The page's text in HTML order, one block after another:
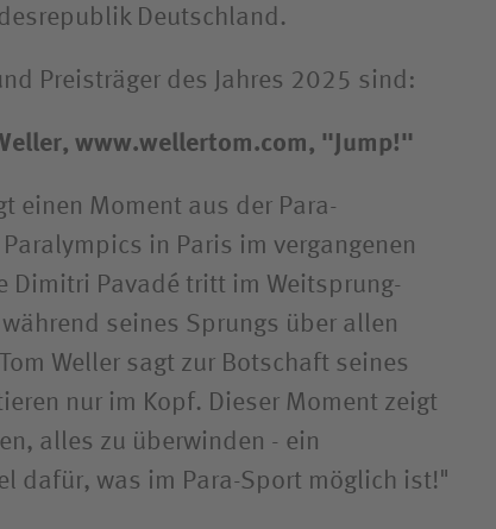
Deutschland.
Preisträger des Jahres 2025 sind:
www.wellertom.com, "Jump!"
einen Moment aus der Para-
in Paris im vergangenen
Dimitri Pavadé tritt im Weitsprung-
seines Sprungs über allen
Weller sagt zur Botschaft seines
nur im Kopf. Dieser Moment zeigt
alles zu überwinden - ein
dafür, was im Para-Sport möglich ist!"